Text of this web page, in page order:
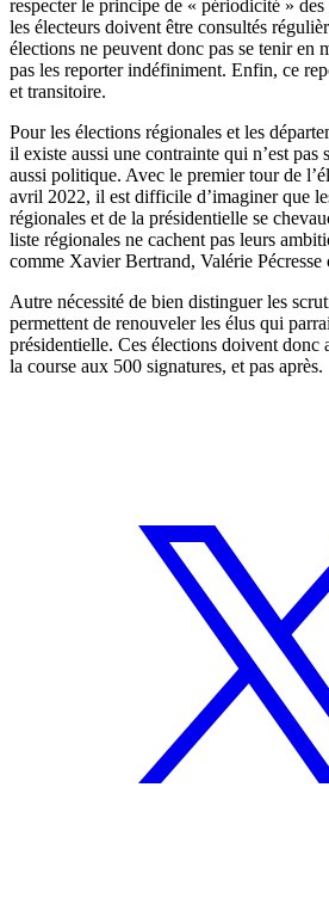
respecter le principe de « périodicité »
les électeurs doivent être consultés
élections ne peuvent donc pas se tenir en
pas les reporter indéfiniment. Enfin, ce
et transitoire.
Pour les élections régionales et les
il existe aussi une contrainte qui n’est pas
aussi politique. Avec le premier tour de
avril 2022, il est difficile d’imaginer que
régionales et de la présidentielle se
liste régionales ne cachent pas leurs
comme Xavier Bertrand, Valérie
Autre nécessité de bien distinguer les
permettent de renouveler les élus qui
présidentielle. Ces élections doivent donc
la course aux 500 signatures, et pas après.